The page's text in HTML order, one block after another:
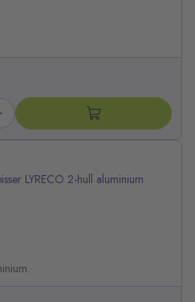
LYRECO 2-hull aluminium